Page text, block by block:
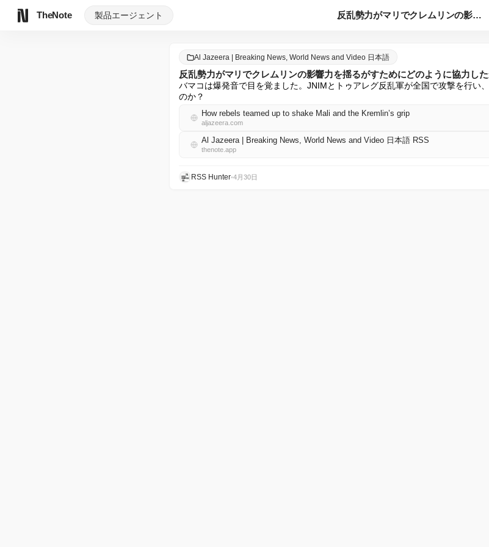
TheNote 製品エージェント 反乱勢力がマリでクレムリンの影響力を揺るがすためにどのように...
Al Jazeera | Breaking News, World News and Video 日本語
反乱勢力がマリでクレムリンの影響力を揺るがすためにどのように協力し
バマコは爆発音で目を覚ました。JNIMとトゥアレグ反乱軍が全国で攻撃を行い
のか？
How rebels teamed up to shake Mali and the Kremlin’s grip
aljazeera.com
Al Jazeera | Breaking News, World News and Video 日本語 RSS
thenote.app
RSS Hunter•4月30日